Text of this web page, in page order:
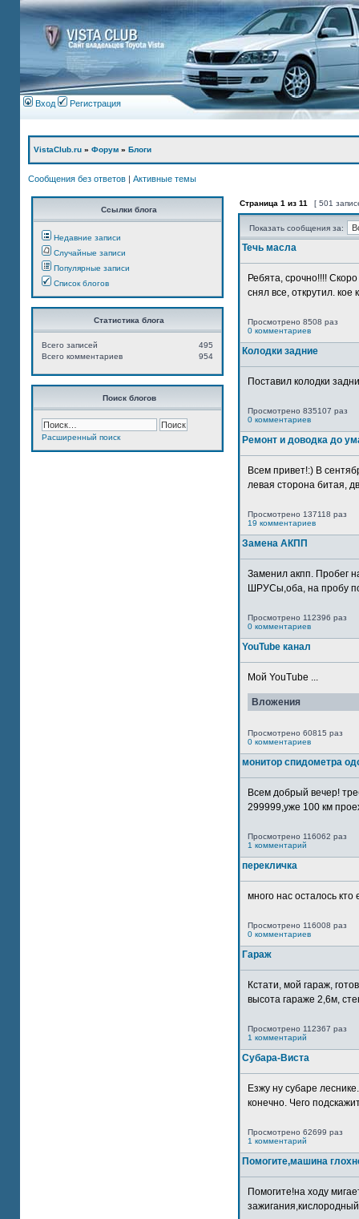
Вход Регистрация
VistaClub.ru » Форум » Блоги
Сообщения без ответов | Активные темы
Ссылки блога
Недавние записи
Случайные записи
Популярные записи
Список блогов
Статистика блога
495
Всего записей
954
Всего комментариев
Поиск блогов
Расширенный поиск
Страница 1 из 11 [ 501
Показать сообщения за:
Течь масла
Ребята, срочно!!!!
снял все, открутил. кое
Просмотрено 8508 раз
0 комментариев
Колодки задние
Поставил колодки
Просмотрено 835107 раз
0 комментариев
Ремонт и доводка до
Всем привет!:) В
левая сторона битая,
Просмотрено 137118 раз
19 комментариев
Замена АКПП
Заменил акпп. Пробег
ШРУСы,оба, на пробу
Просмотрено 112396 раз
0 комментариев
YouTube канал
Мой YouTube ...
Вложения
Просмотрено 60815 раз
0 комментариев
монитор спидометра
Всем добрый вечер!
299999,уже 100 км
Просмотрено 116062 раз
1 комментарий
перекличка
много нас осталось
Просмотрено 116008 раз
0 комментариев
Гараж
Кстати, мой гараж,
высота гараже 2,6м,
Просмотрено 112367 раз
1 комментарий
Субара-Виста
Езжу ну субаре
конечно. Чего
Просмотрено 62699 раз
1 комментарий
Помогите,машина
Помогите!на ходу